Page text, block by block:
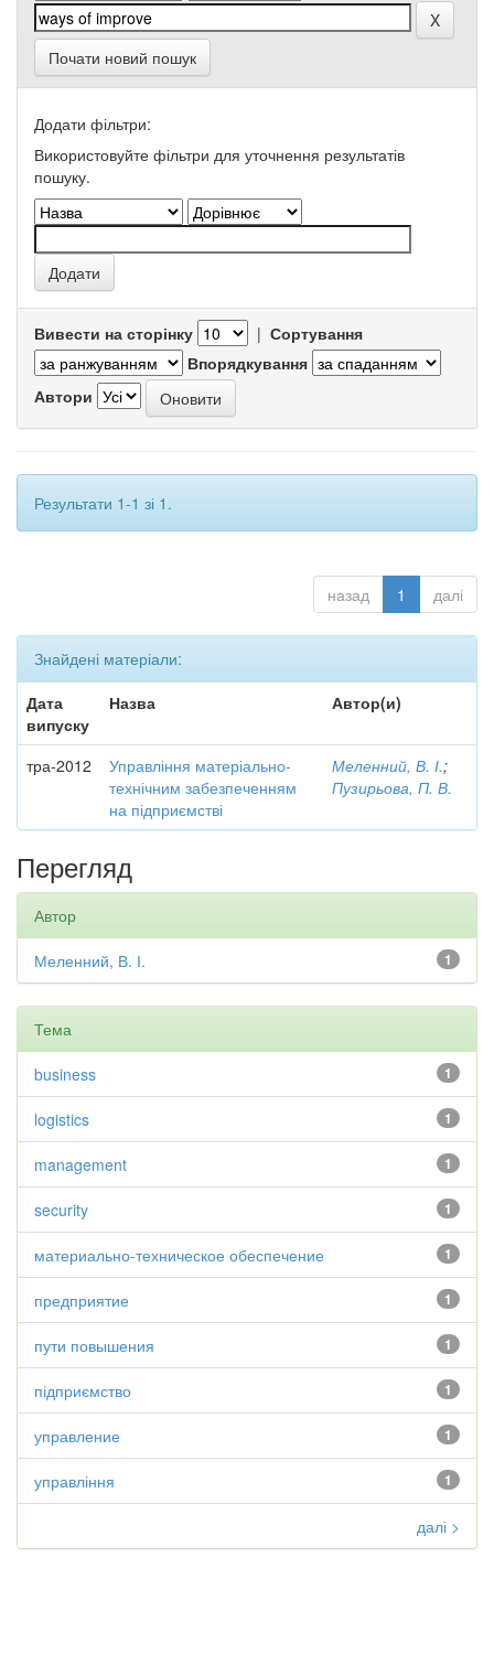
Почати новий пошук
Додати фільтри:
Використовуйте фільтри для уточнення результатів
пошуку.
Вивести на сторінку | Сортування
Впорядкування
Автори
Результати 1-1 зі 1.
назад 1 далі
Знайдені матеріали:
Дата
випуску
Назва Автор(и)
тра-2012
Управління матеріально-
технічним забезпеченням
на підприємстві
Меленний, В. І.;
Пузирьова, П. В.
Перегляд
Автор
1
Меленний, В. І.
Тема
1
business
1
logistics
1
management
1
security
1
материально-техническое обеспечение
1
предприятие
1
пути повышения
1
підприємство
1
управление
1
управління
далі >